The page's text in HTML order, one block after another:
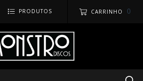
PRODUTOS CARRINHO 0